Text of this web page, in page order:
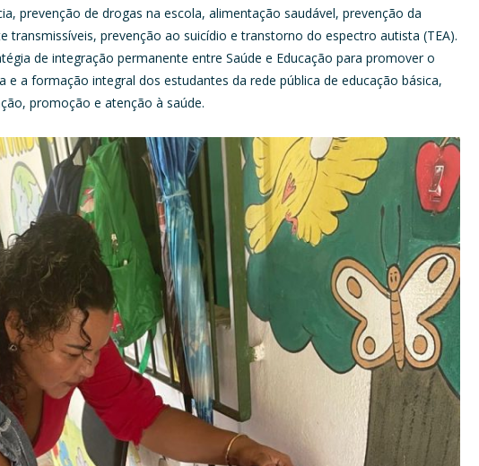
prevenção de drogas na escola, alimentação saudável, prevenção da
transmissíveis, prevenção ao suicídio e transtorno do espectro autista (TEA).
de integração permanente entre Saúde e Educação para promover o
e a formação integral dos estudantes da rede pública de educação básica,
promoção e atenção à saúde.